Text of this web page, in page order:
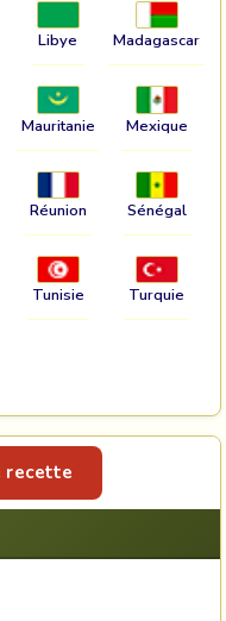
Libye Madagascar
Mauritanie Mexique
Réunion Sénégal
Tunisie Turquie
recette